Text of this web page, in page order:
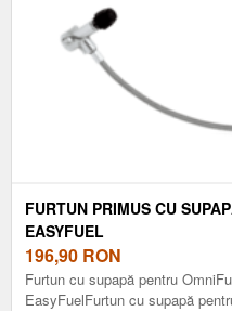
FURTUN PRIMUS CU
EASYFUEL
196,90 RON
Furtun cu supapă pentru
EasyFuelFurtun cu supapă